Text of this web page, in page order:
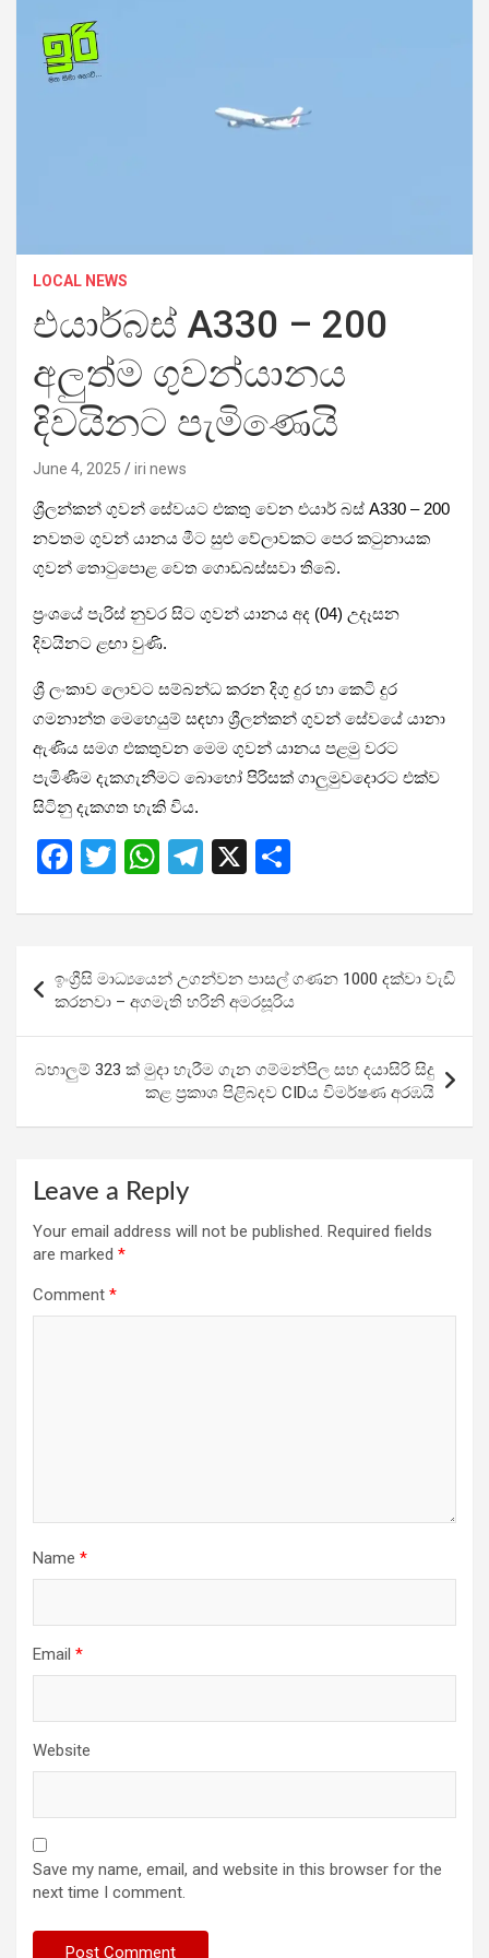
LOCAL NEWS
එයාර්බස් A330 – 200
අලුත්ම ගුවන්යානය
දිවයිනට පැමිණෙයි
June 4, 2025 iri news
ශ්‍රීලන්කන් ගුවන් සේවයට එකතු වෙන එයාර් බස් A330 – 200
නවතම ගුවන් යානය මීට සුළු වේලාවකට පෙර කටුනායක
ගුවන් තොටුපොළ වෙත ගොඩබස්සවා තිබේ.
ප්‍රංශයේ පැරිස් නුවර සිට ගුවන් යානය අද (04) උදෑසන
දිවයිනට ළඟා වුණි.
ශ්‍රී ලංකාව ලොවට සම්බන්ධ කරන දිගු දුර හා කෙටි දුර
ගමනාන්ත මෙහෙයුම් සඳහා ශ්‍රීලන්කන් ගුවන් සේවයේ යානා
ඇණිය සමග එකතුවන මෙම ගුවන් යානය පළමු වරට
පැමිණීම දැකගැනීමට බොහෝ පිරිසක් ගාලුමුවදොරට එක්ව
සිටිනු දැකගත හැකි විය.
F
ce
b
o
o
k
T
tt
er
W
at
s
A
p
p
T
e
gr
a
m
X
ar
navigation
ඉංග්‍රීසි මාධ්‍යයෙන් උගන්වන පාසල් ගණන 1000 දක්වා වැඩි
කරනවා – අගමැති හරිනි අමරසූරිය
බහාලුම් 323 ක් මුදා හැරීම ගැන ගම්මන්පිල සහ දයාසිරි සිදු
කළ ප්‍රකාශ පිළිබදව CIDය විමර්ෂණ අරඹයි
Leave a Reply
Your email address will not be published. Required fields
are marked *
Comment *
Name *
Email *
Website
Save my name, email, and website in this browser for the
next time I comment.